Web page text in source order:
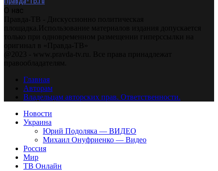
О нас
Правда-ТВ - Дискуссионно политическая
площадка.Использование материалов издания допускается
только при одновременном размещении гиперссылки на
оригинал в «Правда-ТВ»
@2023 - www.pravda-tv.ru. Все права принадлежат
правообладателям.
Главная
Авторам
Владельцам авторских прав. Ответственности.
Новости
Украина
Юрий Подоляка — ВИДЕО
Михаил Онуфриенко — Видео
Россия
Мир
ТВ Онлайн